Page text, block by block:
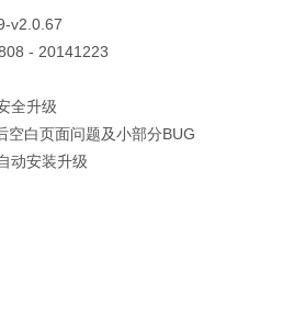
v2.0.67
- 20141223
全升级
空白页面问题及小部分BUG
动安装升级